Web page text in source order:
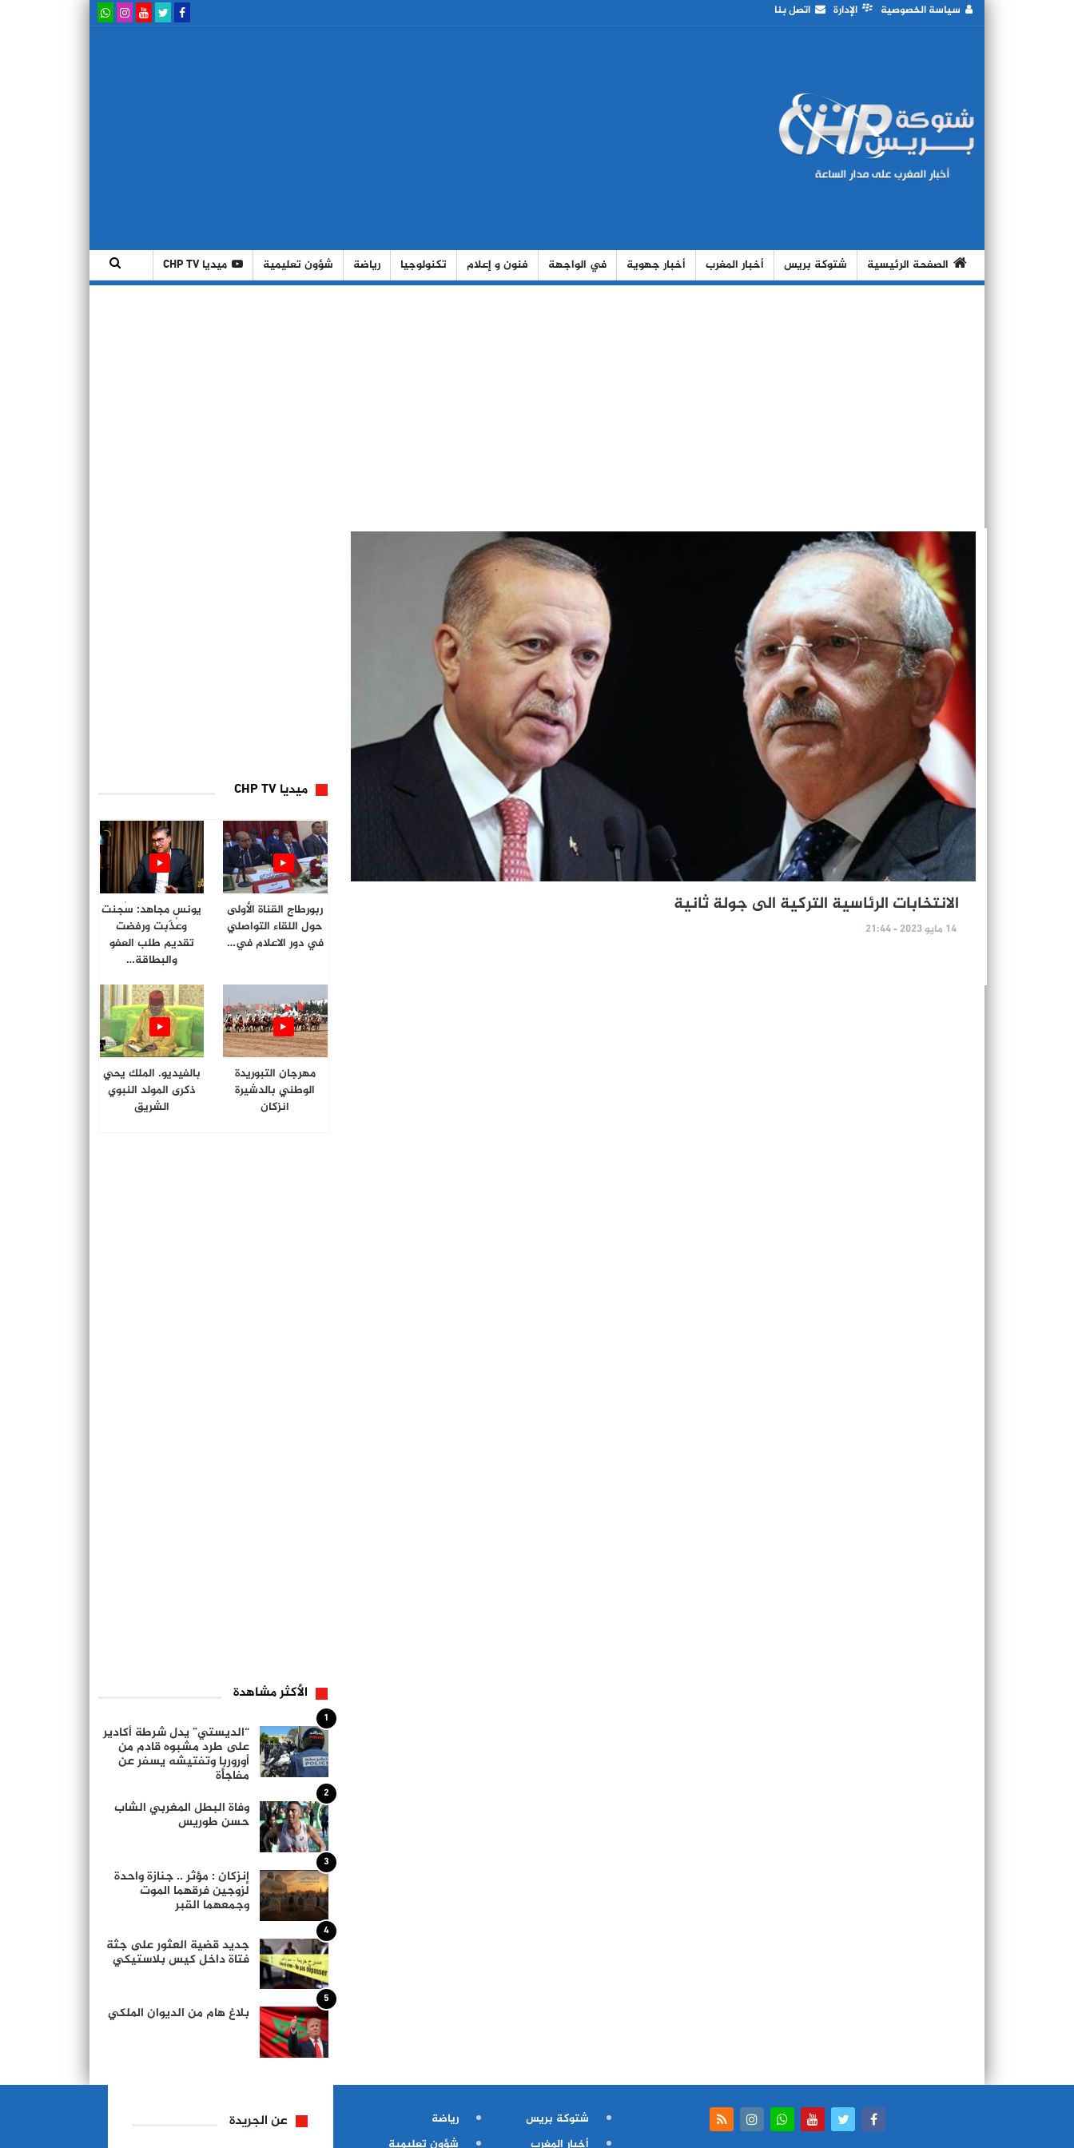
سياسة الخصوصية الإدارة اتصل بنا
الصفحة الرئيسية شتوكة بريس أخبار المغرب أخبار جهوية في الواجهة فنون و إعلام تكنولوجيا رياضة شؤون تعليمية ميديا CHP TV
الانتخابات الرئاسية التركية الى جولة ثانية
14 مايو 2023 - 21:44
ميديا CHP TV
ربورطاج القناة الأولى
حول اللقاء التواصلي
في دور الاعلام في…
يونس مجاهد: سُجنت
وعُذّبت ورفضت
تقديم طلب العفو
والبطاقة…
مهرجان التبوريدة
الوطني بالدشيرة
انزكان
بالفيديو. الملك يحي
ذكرى المولد النبوي
الشريق
الأكثر مشاهدة
1
“الديستي” يدل شرطة أكادير
على طرد مشبوه قادم من
أوروربا وتفتيشه يسفر عن
مفاجأة
2
وفاة البطل المغربي الشاب
حسن طوريس
3
إنزكان : مؤثر .. جنازة واحدة
لزوجين فرقهما الموت
وجمعهما القبر
4
جديد قضية العثور على جثة
فتاة داخل كيس بلاستيكي
5
بلاغ هام من الديوان الملكي
شتوكة بريس
أخبار المغرب
رياضة
شؤون تعليمية
عن الجريدة